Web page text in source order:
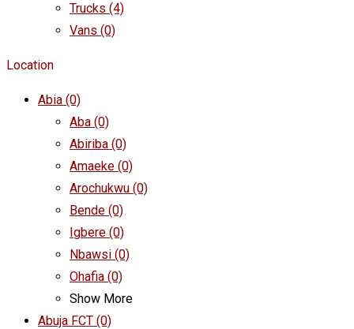
Trucks (4)
Vans (0)
Location
Abia (0)
Aba (0)
Abiriba (0)
Amaeke (0)
Arochukwu (0)
Bende (0)
Igbere (0)
Nbawsi (0)
Ohafia (0)
Show More
Abuja FCT (0)